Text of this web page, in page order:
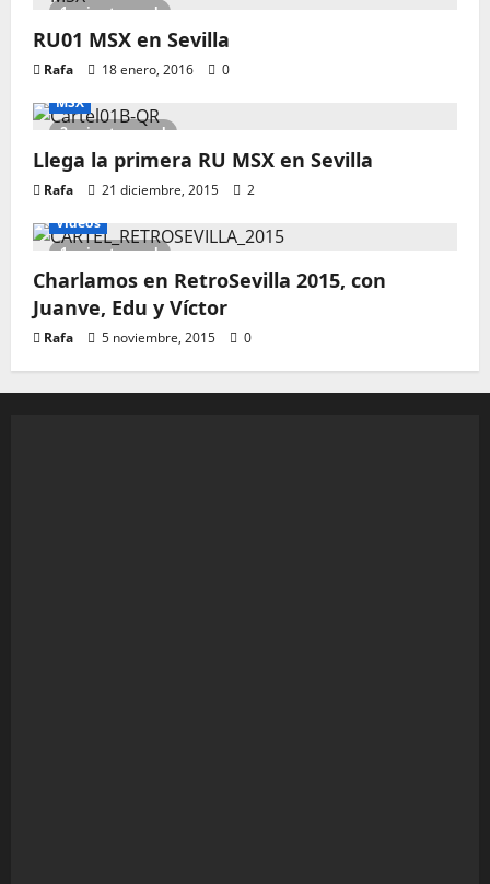
1 minute read
RU01 MSX en Sevilla
Rafa 18 enero, 2016 0
2 minutes read
MSX
Llega la primera RU MSX en Sevilla
Rafa 21 diciembre, 2015 2
1 minute read
Vídeos
Charlamos en RetroSevilla 2015, con
Juanve, Edu y Víctor
Rafa 5 noviembre, 2015 0